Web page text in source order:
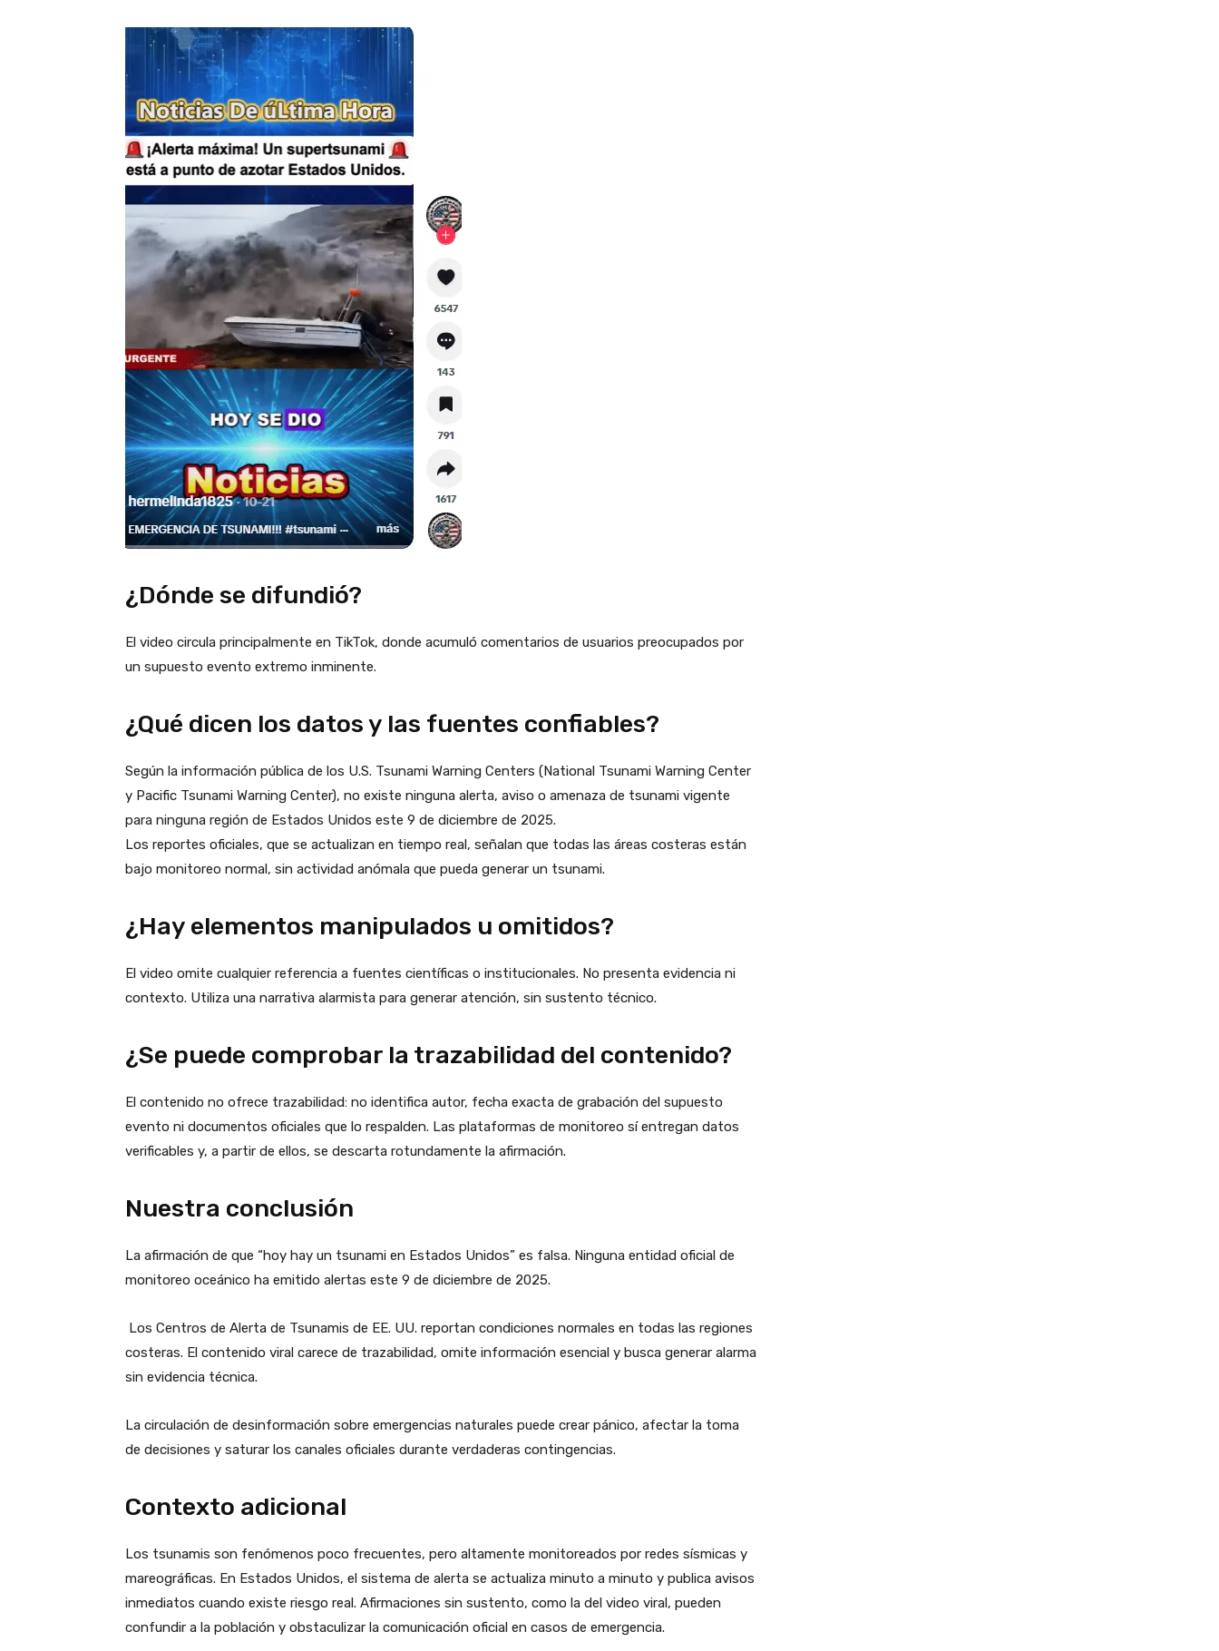
¿Dónde se difundió?
El video circula principalmente en TikTok, donde acumuló comentarios de usuarios preocupados por
un supuesto evento extremo inminente.
¿Qué dicen los datos y las fuentes confiables?
Según la información pública de los U.S. Tsunami Warning Centers (National Tsunami Warning Center
y Pacific Tsunami Warning Center), no existe ninguna alerta, aviso o amenaza de tsunami vigente
para ninguna región de Estados Unidos este 9 de diciembre de 2025.
Los reportes oficiales, que se actualizan en tiempo real, señalan que todas las áreas costeras están
bajo monitoreo normal, sin actividad anómala que pueda generar un tsunami.
¿Hay elementos manipulados u omitidos?
El video omite cualquier referencia a fuentes científicas o institucionales. No presenta evidencia ni
contexto. Utiliza una narrativa alarmista para generar atención, sin sustento técnico.
¿Se puede comprobar la trazabilidad del contenido?
El contenido no ofrece trazabilidad: no identifica autor, fecha exacta de grabación del supuesto
evento ni documentos oficiales que lo respalden. Las plataformas de monitoreo sí entregan datos
verificables y, a partir de ellos, se descarta rotundamente la afirmación.
Nuestra conclusión
La afirmación de que “hoy hay un tsunami en Estados Unidos” es falsa. Ninguna entidad oficial de
monitoreo oceánico ha emitido alertas este 9 de diciembre de 2025.
Los Centros de Alerta de Tsunamis de EE. UU. reportan condiciones normales en todas las regiones
costeras. El contenido viral carece de trazabilidad, omite información esencial y busca generar alarma
sin evidencia técnica.
La circulación de desinformación sobre emergencias naturales puede crear pánico, afectar la toma
de decisiones y saturar los canales oficiales durante verdaderas contingencias.
Contexto adicional
Los tsunamis son fenómenos poco frecuentes, pero altamente monitoreados por redes sísmicas y
mareográficas. En Estados Unidos, el sistema de alerta se actualiza minuto a minuto y publica avisos
inmediatos cuando existe riesgo real. Afirma­ciones sin sustento, como la del video viral, pueden
confundir a la población y obstaculizar la comunicación oficial en casos de emergencia.